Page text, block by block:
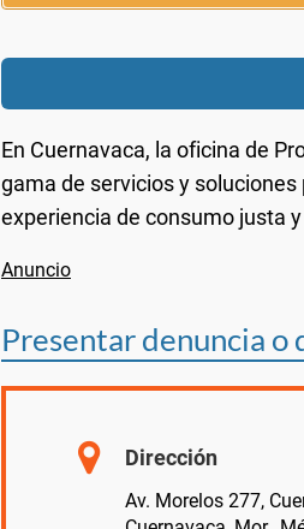
En Cuernavaca, la oficina de
gama de servicios y
experiencia de consumo justa
Presentar denuncia o
Dirección
Av. Morelos 277,